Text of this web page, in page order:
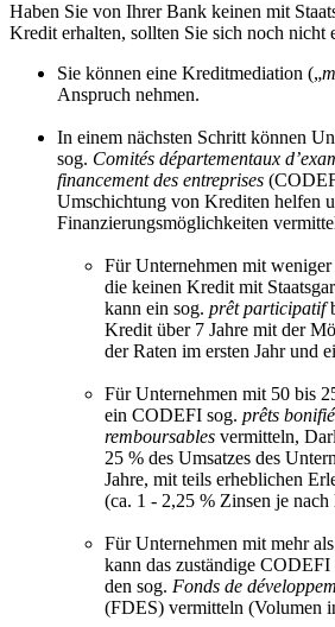
Haben Sie von Ihrer Bank keinen mit
Kredit erhalten, sollten Sie sich noch nicht
Sie können eine Kreditmediation („
Anspruch nehmen.
In einem nächsten Schritt können
sog. Comités départementaux
financement des entreprises
Umschichtung von Krediten helfen
Finanzierungsmöglichkeiten
Für Unternehmen mit
die keinen Kredit mit
kann ein sog. prêt participatif
Kredit über 7 Jahre mit der
der Raten im ersten Jahr und
Für Unternehmen mit 50 bis
ein CODEFI sog. prêts
remboursables vermitteln,
25 % des Umsatzes des
Jahre, mit teils erheblichen
(ca. 1 - 2,25 % Zinsen je
Für Unternehmen mit mehr
kann das zuständige
den sog. Fonds de
(FDES) vermitteln (Volumen